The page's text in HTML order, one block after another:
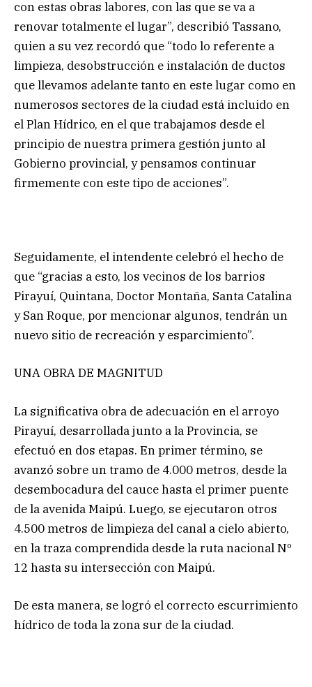
con estas obras labores, con las que se va a
renovar totalmente el lugar”, describió Tassano,
quien a su vez recordó que “todo lo referente a
limpieza, desobstrucción e instalación de ductos
que llevamos adelante tanto en este lugar como en
numerosos sectores de la ciudad está incluido en
el Plan Hídrico, en el que trabajamos desde el
principio de nuestra primera gestión junto al
Gobierno provincial, y pensamos continuar
firmemente con este tipo de acciones”.
Seguidamente, el intendente celebró el hecho de
que “gracias a esto, los vecinos de los barrios
Pirayuí, Quintana, Doctor Montaña, Santa Catalina
y San Roque, por mencionar algunos, tendrán un
nuevo sitio de recreación y esparcimiento”.
UNA OBRA DE MAGNITUD
La significativa obra de adecuación en el arroyo
Pirayuí, desarrollada junto a la Provincia, se
efectuó en dos etapas. En primer término, se
avanzó sobre un tramo de 4.000 metros, desde la
desembocadura del cauce hasta el primer puente
de la avenida Maipú. Luego, se ejecutaron otros
4.500 metros de limpieza del canal a cielo abierto,
en la traza comprendida desde la ruta nacional Nº
12 hasta su intersección con Maipú.
De esta manera, se logró el correcto escurrimiento
hídrico de toda la zona sur de la ciudad.